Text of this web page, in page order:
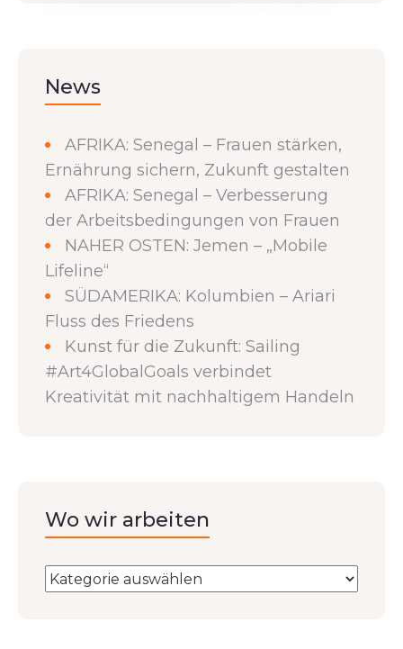
News
AFRIKA: Senegal – Frauen stärken,
Ernährung sichern, Zukunft gestalten
AFRIKA: Senegal – Verbesserung
der Arbeitsbedingungen von Frauen
NAHER OSTEN: Jemen – „Mobile
Lifeline“
SÜDAMERIKA: Kolumbien – Ariari
Fluss des Friedens
Kunst für die Zukunft: Sailing
#Art4GlobalGoals verbindet
Kreativität mit nachhaltigem Handeln
Wo wir arbeiten